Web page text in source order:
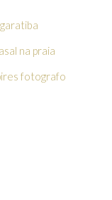
na praia
fotografo